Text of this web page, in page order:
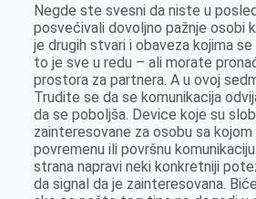
Negde ste svesni da niste u
posvećivali dovoljno pažnje osobi
je drugih stvari i obaveza kojima
to je sve u redu – ali morate
prostora za partnera. A u ovoj
Trudite se da se komunikacija
da se poboljša. Device koje su
zainteresovane za osobu sa kojom
povremenu ili površnu
strana napravi neki konkretniji
da signal da je zainteresovana.